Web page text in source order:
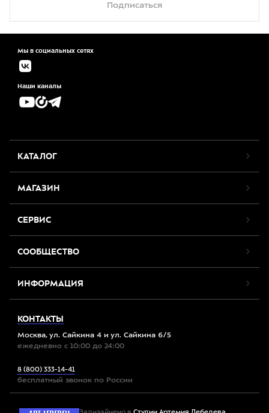
Подписаться
Мы в социальных сетях
Наши каналы
КАТАЛОГ
МАГАЗИН
СЕРВИС
СООБЩЕСТВО
ИНФОРМАЦИЯ
КОНТАКТЫ
Москва, ул. Сайкина 4 и ул. Сайкина 6/5
ежедневно с 10:00 до 24:00
8 (800) 333-14-41
бесплатный звонок по России